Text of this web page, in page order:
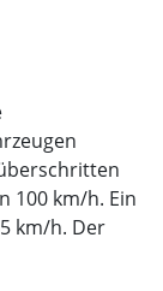
100 km/h. Ein
km/h. Der